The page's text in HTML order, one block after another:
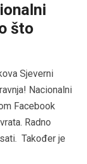
što
Sjeverni
Nacionalni
Facebook
Radno
Također je